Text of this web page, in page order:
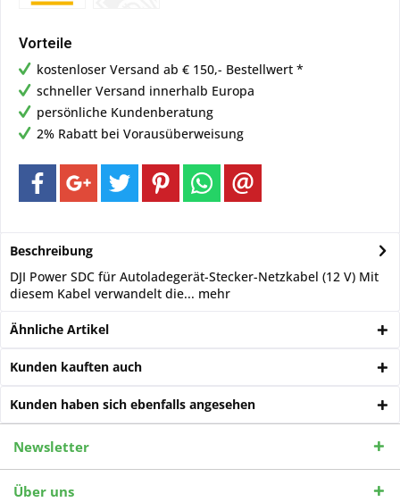
Vorteile
kostenloser Versand ab € 150,- Bestellwert *
schneller Versand innerhalb Europa
persönliche Kundenberatung
2% Rabatt bei Vorausüberweisung
Beschreibung
DJI Power SDC für Autoladegerät-Stecker-Netzkabel (12 V) Mit
diesem Kabel verwandelt die... mehr
Ähnliche Artikel
Kunden kauften auch
Kunden haben sich ebenfalls angesehen
Newsletter
Über uns